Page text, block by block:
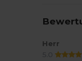
Herr
5.0